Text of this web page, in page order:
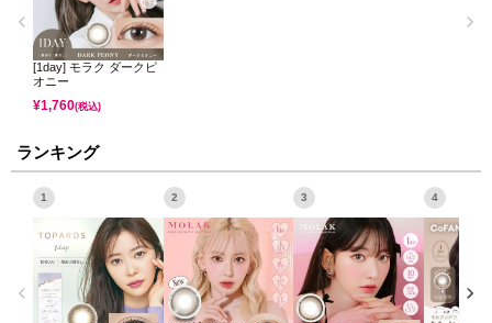
[1day] モラク ダークピ
オニー
¥1,760(税込)
ランキング
1 2 3 4